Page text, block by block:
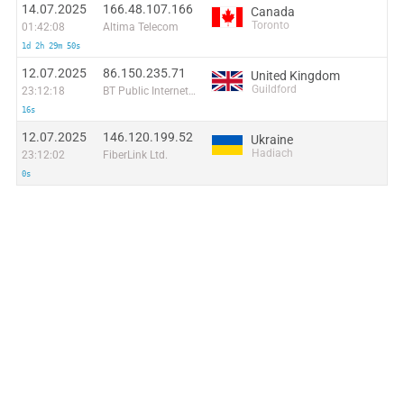
14.07.2025
01:42:08
1d 2h 29m 50s
166.48.107.166
Altima Telecom
Canada
Toronto
12.07.2025
23:12:18
16s
86.150.235.71
BT Public Internet Service
United Kingdom
Guildford
12.07.2025
23:12:02
0s
146.120.199.52
FiberLink Ltd.
Ukraine
Hadiach